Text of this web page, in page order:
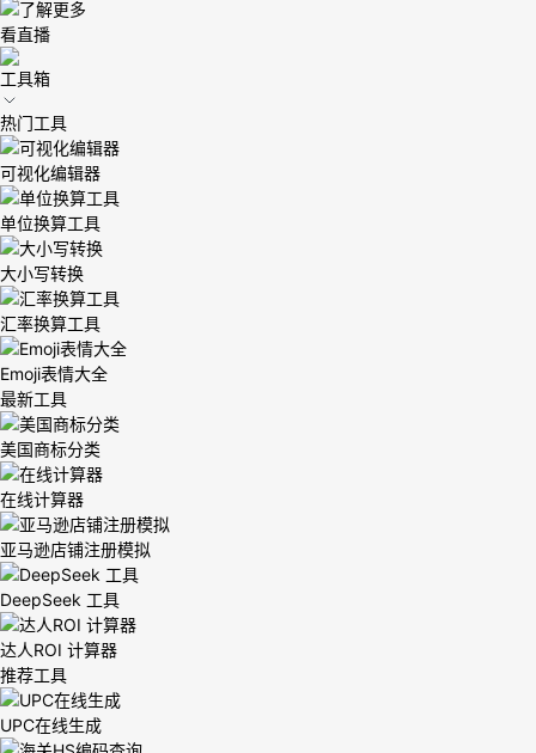
看直播
工具箱
热门工具
可视化编辑器
单位换算工具
大小写转换
汇率换算工具
Emoji表情大全
最新工具
美国商标分类
在线计算器
亚马逊店铺注册模拟
DeepSeek 工具
达人ROI 计算器
推荐工具
UPC在线生成